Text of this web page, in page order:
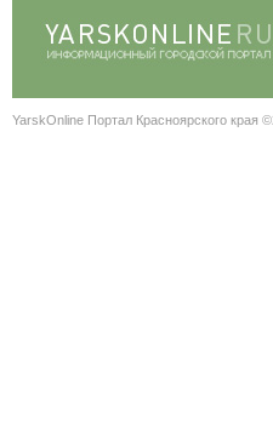
YarskOnline Портал Красноярского края